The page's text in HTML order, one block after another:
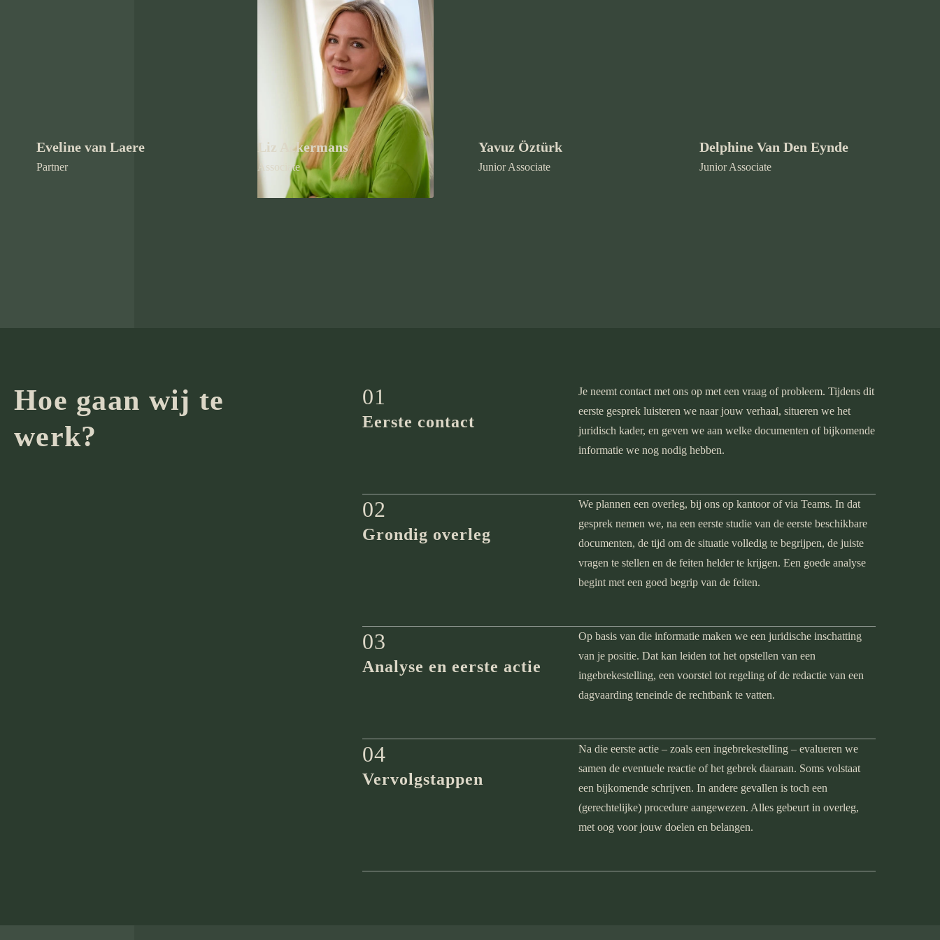
Eveline van Laere
Partner
Liz Ackermans
Associate
Yavuz Öztürk
Junior Associate
Delphine Van Den Eynde
Junior Associate
Hoe gaan wij te
werk?
01
Eerste contact
Je neemt contact met ons op met een vraag of probleem. Tijdens dit
eerste gesprek luisteren we naar jouw verhaal, situeren we het
juridisch kader, en geven we aan welke documenten of bijkomende
informatie we nog nodig hebben.
02
Grondig overleg
We plannen een overleg, bij ons op kantoor of via Teams. In dat
gesprek nemen we, na een eerste studie van de eerste beschikbare
documenten, de tijd om de situatie volledig te begrijpen, de juiste
vragen te stellen en de feiten helder te krijgen. Een goede analyse
begint met een goed begrip van de feiten.
03
Analyse en eerste actie
Op basis van die informatie maken we een juridische inschatting
van je positie. Dat kan leiden tot het opstellen van een
ingebrekestelling, een voorstel tot regeling of de redactie van een
dagvaarding teneinde de rechtbank te vatten.
04
Vervolgstappen
Na die eerste actie – zoals een ingebrekestelling – evalueren we
samen de eventuele reactie of het gebrek daaraan. Soms volstaat
een bijkomende schrijven. In andere gevallen is toch een
(gerechtelijke) procedure aangewezen. Alles gebeurt in overleg,
met oog voor jouw doelen en belangen.